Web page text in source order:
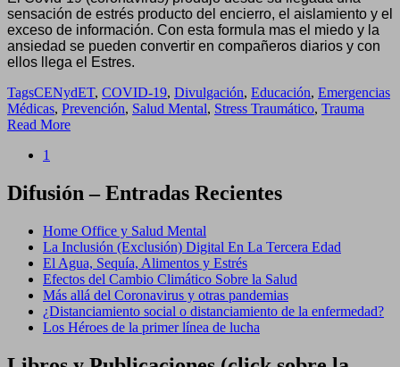
Estrés
Durante
el
sensación de estrés producto del encierro, el aislamiento y el
exceso de información. Con esta formula mas el miedo y la
ansiedad se pueden convertir en compañeros diarios y con
ellos llega el Estres.
TagsCENydET, COVID-19, Divulgación, Educación, Emergencias
Médicas, Prevención, Salud Mental, Stress Traumático, Trauma
Read More
1
Difusión – Entradas Recientes
Home Office y Salud Mental
La Inclusión (Exclusión) Digital En La Tercera Edad
El Agua, Sequía, Alimentos y Estrés
Efectos del Cambio Climático Sobre la Salud
Más allá del Coronavirus y otras pandemias
¿Distanciamiento social o distanciamiento de la enfermedad?
Los Héroes de la primer línea de lucha